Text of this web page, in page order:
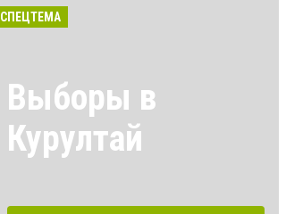
СПЕЦТЕМА
Выборы в
Курултай